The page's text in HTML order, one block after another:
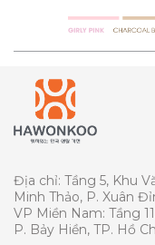
Địa chỉ: Tầng 5, Khu
Minh Thảo, P. Xuân
VP Miền Nam: Tầng
P. Bảy Hiền, TP. Hồ